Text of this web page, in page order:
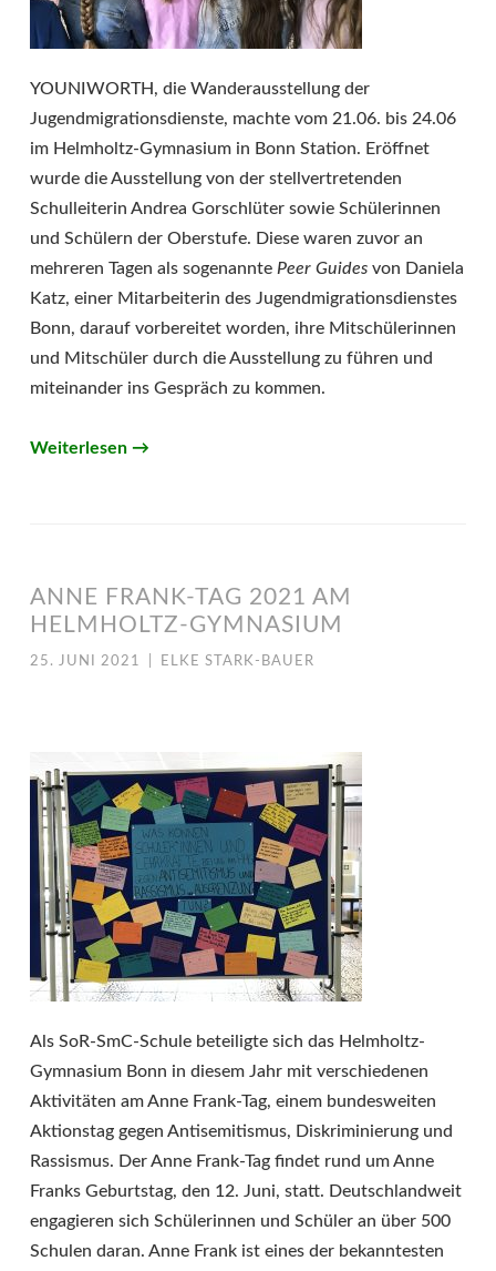
YOUNIWORTH, die Wanderausstellung der
Jugendmigrationsdienste, machte vom 21.06. bis 24.06
im Helmholtz-Gymnasium in Bonn Station. Eröffnet
wurde die Ausstellung von der stellvertretenden
Schulleiterin Andrea Gorschlüter sowie Schülerinnen
und Schülern der Oberstufe. Diese waren zuvor an
mehreren Tagen als sogenannte Peer Guides von Daniela
Katz, einer Mitarbeiterin des Jugendmigrationsdienstes
Bonn, darauf vorbereitet worden, ihre Mitschülerinnen
und Mitschüler durch die Ausstellung zu führen und
miteinander ins Gespräch zu kommen.
Weiterlesen →
ANNE FRANK-TAG 2021 AM
HELMHOLTZ-GYMNASIUM
25. JUNI 2021 ELKE STARK-BAUER
Als SoR-SmC-Schule beteiligte sich das Helmholtz-
Gymnasium Bonn in diesem Jahr mit verschiedenen
Aktivitäten am Anne Frank-Tag, einem bundesweiten
Aktionstag gegen Antisemitismus, Diskriminierung und
Rassismus. Der Anne Frank-Tag findet rund um Anne
Franks Geburtstag, den 12. Juni, statt. Deutschlandweit
engagieren sich Schülerinnen und Schüler an über 500
Schulen daran. Anne Frank ist eines der bekanntesten